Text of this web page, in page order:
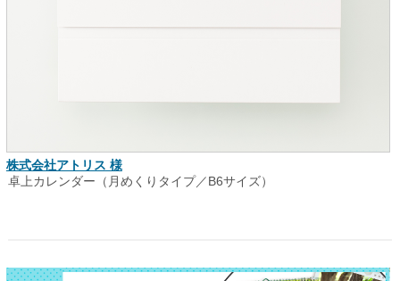
株式会社アトリス 様
卓上カレンダー（月めくりタイプ／B6サイズ）